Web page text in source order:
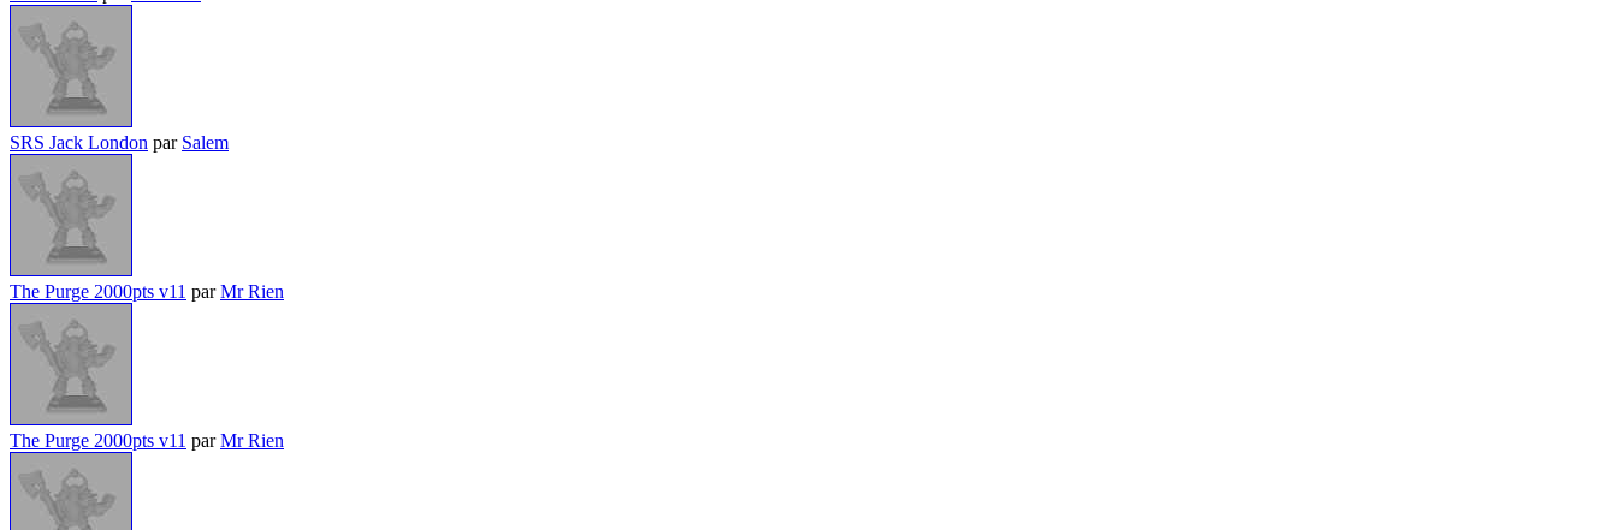
SRS Jack London par Salem
The Purge 2000pts v11 parMr Rien
The Purge 2000pts v11 parMr Rien